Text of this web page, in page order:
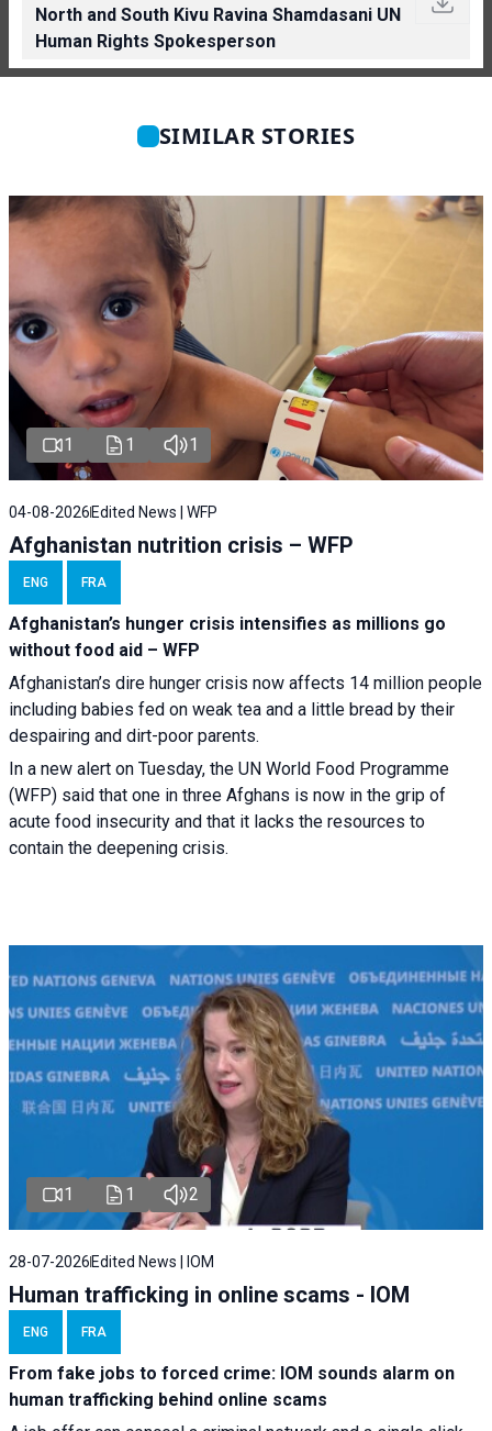
North and South Kivu Ravina Shamdasani UN
Human Rights Spokesperson
SIMILAR STORIES
1 1 1
04-08-2026 Edited News | WFP
Afghanistan nutrition crisis – WFP
ENG FRA
Afghanistan’s hunger crisis intensifies as millions go
without food aid – WFP
Afghanistan’s dire hunger crisis now affects 14 million people
including babies fed on weak tea and a little bread by their
despairing and dirt-poor parents.
In a new alert on Tuesday, the UN World Food Programme
(WFP) said that one in three Afghans is now in the grip of
acute food insecurity and that it lacks the resources to
contain the deepening crisis.
1 1 2
28-07-2026 Edited News | IOM
Human trafficking in online scams - IOM
ENG FRA
From fake jobs to forced crime: IOM sounds alarm on
human trafficking behind online scams